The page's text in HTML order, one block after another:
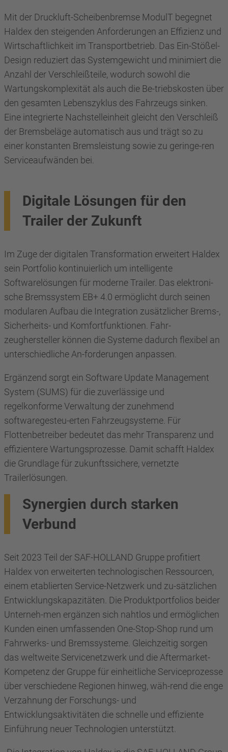
Mit der Druckluft-Scheibenbremse ModulT begegnet
Haldex den steigenden Anforderungen an Effizienz und
Wirtschaftlichkeit im Transportbetrieb. Das Ein-Stößel-
Design reduziert das Systemgewicht und minimiert die
Anzahl der Verschleißteile, wodurch sowohl die
Wartungskomplexität als auch die Be-triebskosten über
den gesamten Lebenszyklus des Fahrzeugs sinken.
Eine integrierte Nachstelleinheit gleicht den Verschleiß
der Bremsbeläge automatisch aus und trägt so zu
einer konstanten Bremsleistung sowie zu geringe-ren
Serviceaufwänden bei.
Digitale Lösungen für den
Trailer der Zukunft
Im Zuge der digitalen Transformation erweitert Haldex
sein Portfolio kontinuierlich um intelligente
Softwarelösungen für moderne Trailer. Das elektroni-
sche Bremssystem EB+ 4.0 ermöglicht durch seinen
modularen Aufbau die Integration zusätzlicher Brems-,
Sicherheits- und Komfortfunktionen. Fahr-
zeughersteller können die Systeme dadurch flexibel an
unterschiedliche An-forderungen anpassen.
Ergänzend sorgt ein Software Update Management
System (SUMS) für die zuverlässige und
regelkonforme Verwaltung der zunehmend
softwaregesteu-erten Fahrzeugsysteme. Für
Flottenbetreiber bedeutet das mehr Transparenz und
effizientere Wartungsprozesse. Damit schafft Haldex
die Grundlage für zukunftssichere, vernetzte
Trailerlösungen.
Synergien durch starken
Verbund
Seit 2023 Teil der SAF-HOLLAND Gruppe profitiert
Haldex von erweiterten technologischen Ressourcen,
einem etablierten Service-Netzwerk und zu-sätzlichen
Entwicklungskapazitäten. Die Produktportfolios beider
Unterneh-men ergänzen sich nahtlos und ermöglichen
Kunden einen umfassenden One-Stop-Shop rund um
Fahrwerks- und Bremssysteme. Gleichzeitig sorgen
das weltweite Servicenetzwerk und die Aftermarket-
Kompetenz der Gruppe für einheitliche Serviceprozesse
über verschiedene Regionen hinweg, wäh-rend die enge
Verzahnung der Forschungs- und
Entwicklungsaktivitäten die schnelle und effiziente
Einführung neuer Technologien unterstützt.